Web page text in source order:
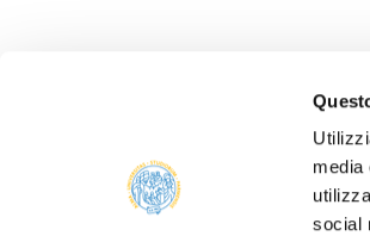
media
social